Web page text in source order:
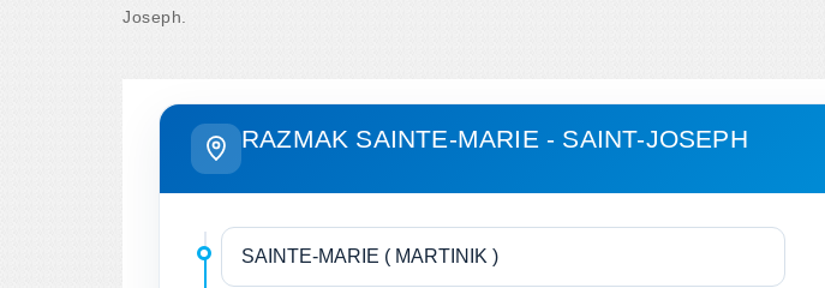
Joseph.
RAZMAK SAINTE-MARIE - SAINT-JOSEPH